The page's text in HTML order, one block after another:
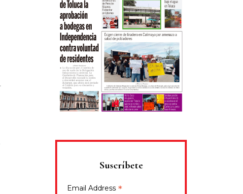
Suscríbete
Email Address *